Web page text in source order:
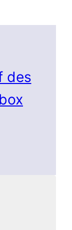
des